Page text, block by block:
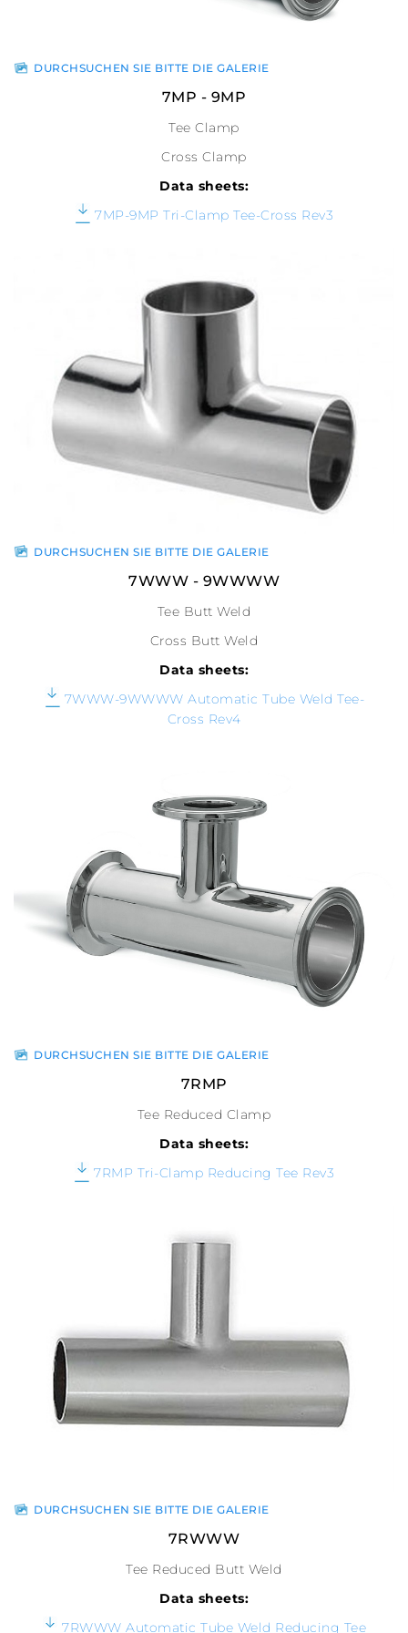
DURCHSUCHEN SIE BITTE DIE GALERIE
7MP - 9MP
Tee Clamp
Cross Clamp
Data sheets:
7MP-9MP Tri-Clamp Tee-Cross Rev3
DURCHSUCHEN SIE BITTE DIE GALERIE
7WWW - 9WWWW
Tee Butt Weld
Cross Butt Weld
Data sheets:
7WWW-9WWWW Automatic Tube Weld Tee-
Cross Rev4
DURCHSUCHEN SIE BITTE DIE GALERIE
7RMP
Tee Reduced Clamp
Data sheets:
7RMP Tri-Clamp Reducing Tee Rev3
DURCHSUCHEN SIE BITTE DIE GALERIE
7RWWW
Tee Reduced Butt Weld
Data sheets:
7RWWW Automatic Tube Weld Reducing Tee